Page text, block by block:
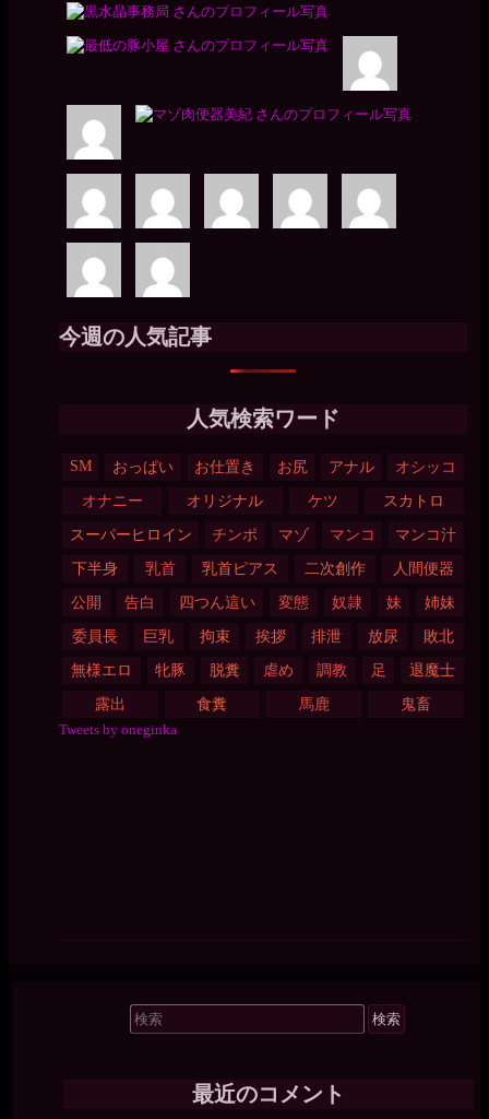
今週の人気記事
人気検索ワード
SM おっぱい お仕置き お尻 アナル
オシッコ
オナニー
オリジナル ケツ
スカトロ
スーパーヒロイン
チンポ マゾ マンコ
マンコ汁
下半身
乳首 乳首ピアス 二次創作
人間便器
公開
告白 四つん這い 変態 奴隷 妹
姉妹
委員長
巨乳 拘束 挨拶 排泄 放尿
敗北
無様エロ
牝豚 脱糞 虐め 調教 足
退魔士
露出
食糞 馬鹿 鬼畜
Tweets by oneginka
検
索
最近のコメント